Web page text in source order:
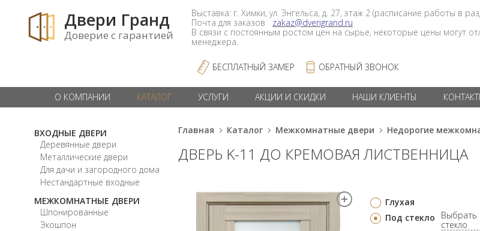
Двери Гранд
Доверие с гарантией
Выставка: г. Химки, ул. Энгельса, д. 27, этаж 2 (расписание работы в
Почта для заказов zakaz@dverigrand.ru
В связи с постоянным ростом цен на сырье, некоторые цены могут
менеджера.
БЕСПЛАТНЫЙ ЗАМЕР ОБРАТНЫЙ ЗВОНОК
О КОМПАНИИ КАТАЛОГ УСЛУГИ АКЦИИ И СКИДКИ НАШИ КЛИЕНТЫ
ВХОДНЫЕ ДВЕРИ
Деревянные двери
Металлические двери
Для дачи и загородного дома
Нестандартные входные
МЕЖКОМНАТНЫЕ ДВЕРИ
Шпонированные
Экошпон
Главная Каталог Межкомнатные двери Недорогие
ДВЕРЬ K-11 ДО КРЕМОВАЯ ЛИСТВЕННИЦА
Глухая
Под стекло
Выбрать
стекло